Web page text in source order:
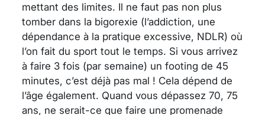
mettant des limites. Il ne faut pas non plus
tomber dans la bigorexie (l’addiction, une
dépendance à la pratique excessive, NDLR) où
l’on fait du sport tout le temps. Si vous arrivez
à faire 3 fois (par semaine) un footing de 45
minutes, c’est déjà pas mal ! Cela dépend de
l’âge également. Quand vous dépassez 70, 75
ans, ne serait-ce que faire une promenade